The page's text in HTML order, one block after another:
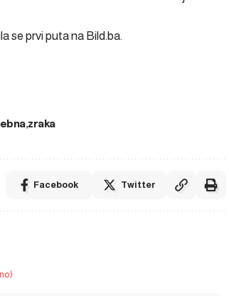
se prvi puta na Bild.ba.
zraka
Facebook Twitter